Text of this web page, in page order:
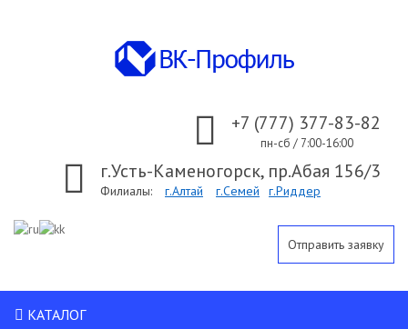
+7 (777) 377-83-82
пн-сб / 7:00-16:00
г.Усть-Каменогорск, пр.Абая 156/3
Филиалы: г.Алтай г.Семей г.Риддер
Отправить заявку
КАТАЛОГ